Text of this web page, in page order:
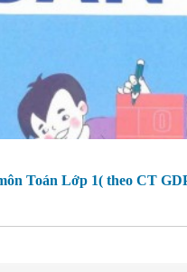
Toán Lớp 1( theo CT